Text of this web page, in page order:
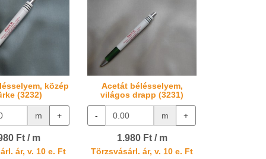
közép
(3232)
m +
Ft / m
ár, v. 10 e. Ft
Acetát bélésselyem,
világos drapp (3231)
- m +
1.980 Ft / m
Törzsvásárl. ár, v. 10 e. Ft